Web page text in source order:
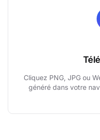
Cliquez PNG, JPG ou
généré dans votre